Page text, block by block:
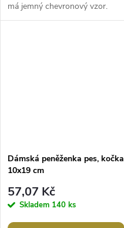
má jemný chevronový vzor.
Pouzdro poskytne spolehlivý
Dámská peněženka pes, kočka
10x19 cm
57,07 Kč
Skladem 140 ks